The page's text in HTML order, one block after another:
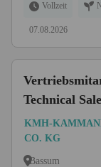
Vollzeit
07.08.2026
Technical
- Sonderbau
KMH-
CO. KG
Bassum